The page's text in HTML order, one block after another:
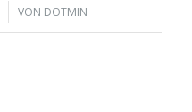
VON DOTMIN